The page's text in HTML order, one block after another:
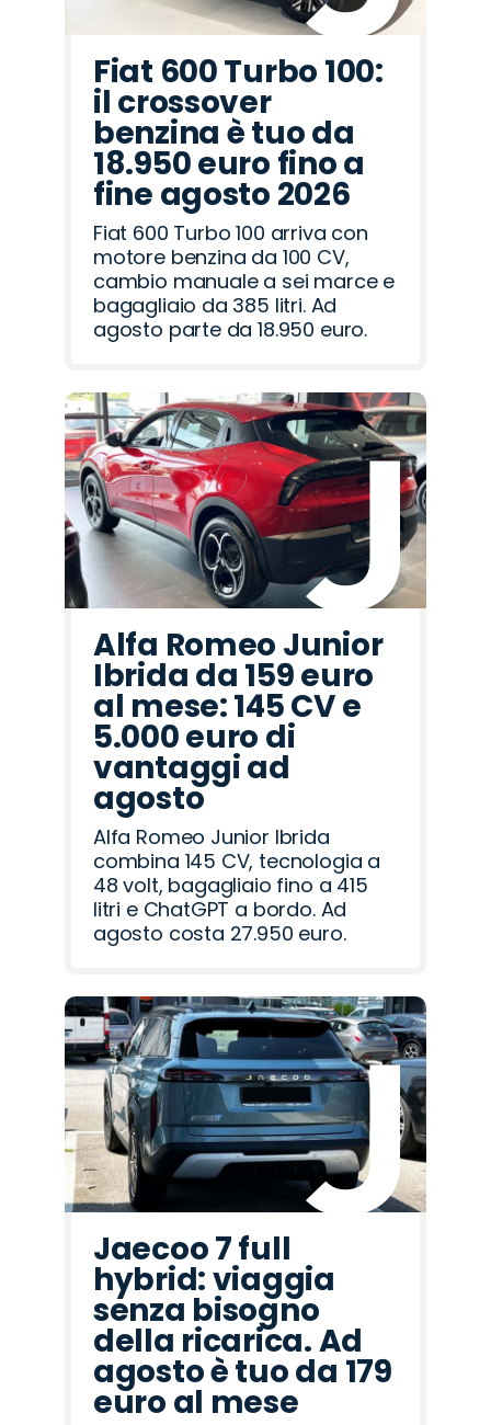
Fiat 600 Turbo 100:
il crossover
benzina è tuo da
18.950 euro fino a
fine agosto 2026
Fiat 600 Turbo 100 arriva con
motore benzina da 100 CV,
cambio manuale a sei marce e
bagagliaio da 385 litri. Ad
agosto parte da 18.950 euro.
Alfa Romeo Junior
Ibrida da 159 euro
al mese: 145 CV e
5.000 euro di
vantaggi ad
agosto
Alfa Romeo Junior Ibrida
combina 145 CV, tecnologia a
48 volt, bagagliaio fino a 415
litri e ChatGPT a bordo. Ad
agosto costa 27.950 euro.
Jaecoo 7 full
hybrid: viaggia
senza bisogno
della ricarica. Ad
agosto è tuo da 179
euro al mese